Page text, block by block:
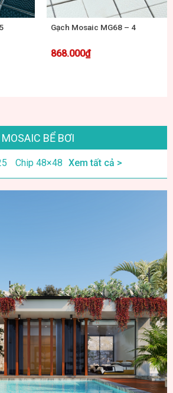
Gạch Mosaic MG68 – 4
868.000₫
MOSAIC BỂ BƠI
Chip 48×48 Xem tất cả >